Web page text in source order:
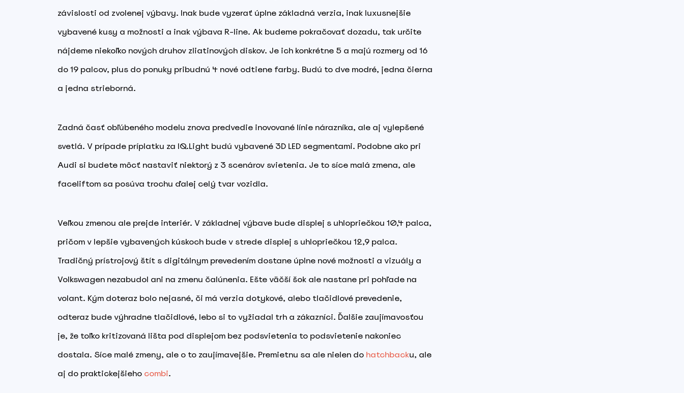
závislosti od zvolenej výbavy. Inak bude vyzerať úplne základná verzia, inak luxusnejšie
vybavené kusy a možnosti a inak výbava R-line. Ak budeme pokračovať dozadu, tak určite
nájdeme niekoľko nových druhov zliatinových diskov. Je ich konkrétne 5 a majú rozmery od 16
do 19 palcov, plus do ponuky pribudnú 4 nové odtiene farby. Budú to dve modré, jedna čierna
a jedna strieborná.
Zadná časť obľúbeného modelu znova predvedie inovované línie nárazníka, ale aj vylepšené
svetlá. V prípade príplatku za IQ.Light budú vybavené 3D LED segmentami. Podobne ako pri
Audi si budete môcť nastaviť niektorý z 3 scenárov svietenia. Je to síce malá zmena, ale
faceliftom sa posúva trochu ďalej celý tvar vozidla.
Veľkou zmenou ale prejde interiér. V základnej výbave bude displej s uhlopriečkou 10,4 palca,
pričom v lepšie vybavených kúskoch bude v strede displej s uhlopriečkou 12,9 palca.
Tradičný prístrojový štít s digitálnym prevedením dostane úplne nové možnosti a vizuály a
Volkswagen nezabudol ani na zmenu čalúnenia. Ešte väčší šok ale nastane pri pohľade na
volant. Kým doteraz bolo nejasné, či má verzia dotykové, alebo tlačidlové prevedenie,
odteraz bude výhradne tlačidlové, lebo si to vyžiadal trh a zákazníci. Ďalšie zaujímavosťou
je, že toľko kritizovaná lišta pod displejom bez podsvietenia to podsvietenie nakoniec
dostala. Síce malé zmeny, ale o to zaujímavejšie. Premietnu sa ale nielen do hatchbacku, ale
aj do praktickejšieho combi.